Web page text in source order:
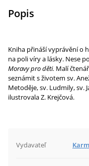
Popis
Kniha přináší vyprávění o
na poli víry a lásky. Nese
Moravy pro děti. Malí
seznámit s životem sv.
Metoděje, sv. Ludmily, sv.
ilustrovala Z. Krejčová.
Vydavateľ